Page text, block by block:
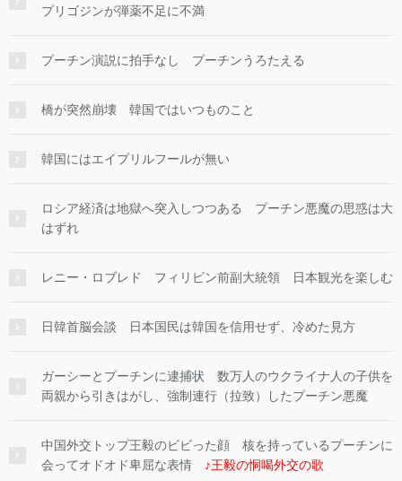
プリゴジンが弾薬不足に不満
プーチン演説に拍手なし プーチンうろたえる
橋が突然崩壊 韓国ではいつものこと
韓国にはエイプリルフールが無い
ロシア経済は地獄へ突入しつつある プーチン悪魔の思惑は大
はずれ
レニー・ロブレド フィリピン前副大統領 日本観光を楽しむ
日韓首脳会談 日本国民は韓国を信用せず、冷めた見方
ガーシーとプーチンに逮捕状 数万人のウクライナ人の子供を
両親から引きはがし、強制連行（拉致）したプーチン悪魔
中国外交トップ王毅のビビった顔 核を持っているプーチンに
会ってオドオド卑屈な表情 ♪王毅の恫喝外交の歌